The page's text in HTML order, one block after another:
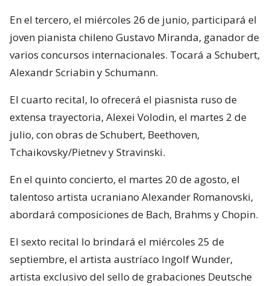
En el tercero, el miércoles 26 de junio, participará el
joven pianista chileno Gustavo Miranda, ganador de
varios concursos internacionales. Tocará a Schubert,
Alexandr Scriabin y Schumann.
El cuarto recital, lo ofrecerá el piasnista ruso de
extensa trayectoria, Alexei Volodin, el martes 2 de
julio, con obras de Schubert, Beethoven,
Tchaikovsky/Pietnev y Stravinski.
En el quinto concierto, el martes 20 de agosto, el
talentoso artista ucraniano Alexander Romanovski,
abordará composiciones de Bach, Brahms y Chopin.
El sexto recital lo brindará el miércoles 25 de
septiembre, el artista austríaco Ingolf Wunder,
artista exclusivo del sello de grabaciones Deutsche